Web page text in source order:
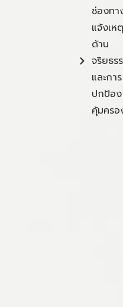
ช่องทา
แจ้งเหตุ
ด้าน
จริยธร
และการ
ปกป้อง
คุ้มครอ